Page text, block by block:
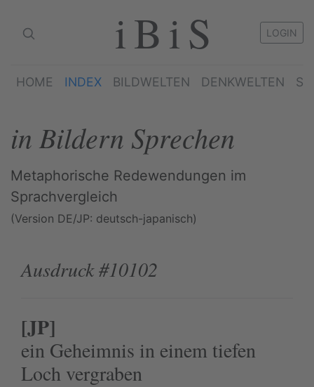
iBiS LOGIN
HOME INDEX BILDWELTEN DENKWELTEN
in Bildern Sprechen
Metaphorische Redewendungen im
Sprachvergleich
(Version DE/JP: deutsch-japanisch)
Ausdruck #10102
[JP]
ein Geheimnis in einem tiefen
Loch vergraben